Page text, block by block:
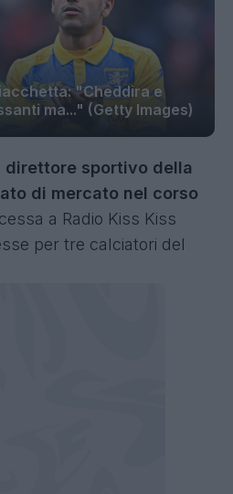
"Cheddira e
ma..." (Getty Images)
direttore sportivo della
di mercato nel corso
a Radio Kiss Kiss
per tre calciatori del